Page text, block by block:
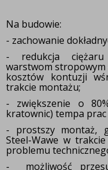
Na budowie:
- zachowanie
- redukcja ciężaru
warstwom
kosztów kontuzji
trakcie montażu;
- zwiększenie o
kratownic) tempa
- prostszy montaż,
Steel-Wawe w
problemu
- możliwość